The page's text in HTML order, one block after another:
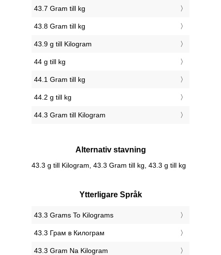
43.7 Gram till kg
43.8 Gram till kg
43.9 g till Kilogram
44 g till kg
44.1 Gram till kg
44.2 g till kg
44.3 Gram till Kilogram
Alternativ stavning
43.3 g till Kilogram, 43.3 Gram till kg, 43.3 g till kg
Ytterligare Språk
‎43.3 Grams To Kilograms
‎43.3 Грам в Килограм
‎43.3 Gram Na Kilogram